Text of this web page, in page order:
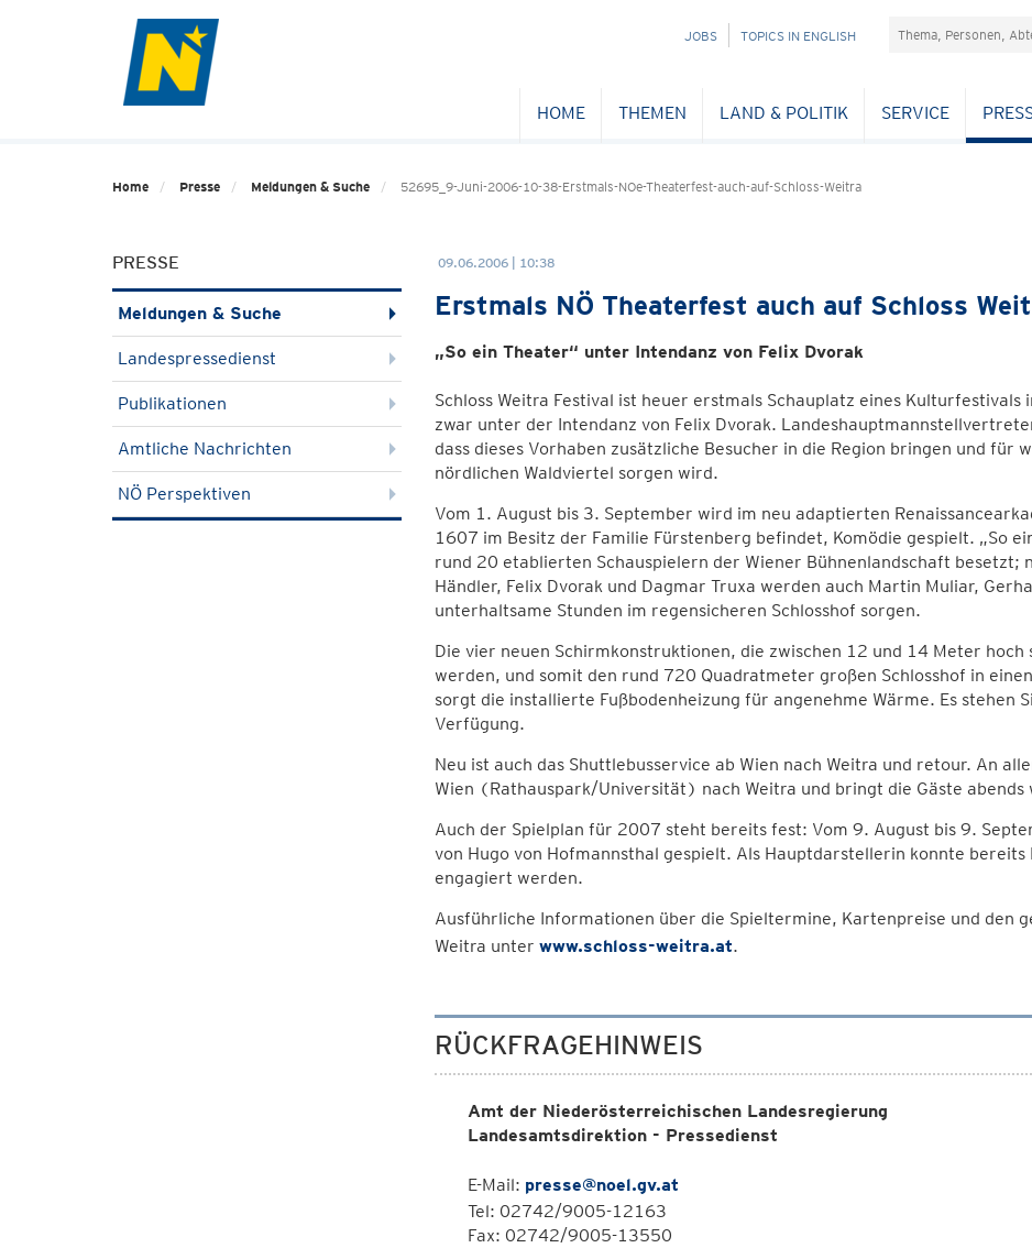
NAVIGATION
JOBS TOPICS IN ENGLISH Suchefeld
HOME THEMEN LAND & POLITIK SERVICE
Home Presse Meldungen & Suche 52695_9-Juni-2006-10-38-Erstmals-NOe-Theaterfest-auch-auf-Schloss-Weitra
PRESSE
Meldungen & Suche
Landespressedienst
Publikationen
Amtliche Nachrichten
NÖ Perspektiven
09.06.2006 | 10:38
Erstmals NÖ Theaterfest auch auf Schloss
„So ein Theater“ unter Intendanz von Felix Dvorak
Schloss Weitra Festival ist heuer erstmals Schauplatz eines Kulturfestivals
zwar unter der Intendanz von Felix Dvorak.
dass dieses Vorhaben zusätzliche Besucher in die Region bringen und für
nördlichen Waldviertel sorgen wird.
Vom 1. August bis 3. September wird im neu adaptierten
1607 im Besitz der Familie Fürstenberg befindet, Komödie gespielt. „So
rund 20 etablierten Schauspielern der Wiener Bühnenlandschaft besetzt;
Händler, Felix Dvorak und Dagmar Truxa werden auch Martin Muliar,
unterhaltsame Stunden im regensicheren Schlosshof sorgen.
Die vier neuen Schirmkonstruktionen, die zwischen 12 und 14 Meter
werden, und somit den rund 720 Quadratmeter großen Schlosshof in
sorgt die installierte Fußbodenheizung für angenehme Wärme. Es stehen
Verfügung.
Neu ist auch das Shuttlebusservice ab Wien nach Weitra und retour. An
Wien (Rathauspark/Universität) nach Weitra und bringt die Gäste abends
Auch der Spielplan für 2007 steht bereits fest: Vom 9. August bis 9.
von Hugo von Hofmannsthal gespielt. Als Hauptdarstellerin konnte
engagiert werden.
Ausführliche Informationen über die Spieltermine, Kartenpreise und den
Weitra unter www.schloss-weitra.at.
RÜCKFRAGEHINWEIS
Amt der Niederösterreichischen Landesregierung
Landesamtsdirektion - Pressedienst
E-Mail: presse@noel.gv.at
Tel: 02742/9005-12163
Fax: 02742/9005-13550